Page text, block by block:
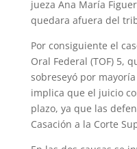
jueza Ana María
quedara afuera del
Por consiguiente el
Oral Federal (TOF) 5,
sobreseyó por
implica que el juicio
plazo, ya que las
Casación a la Corte